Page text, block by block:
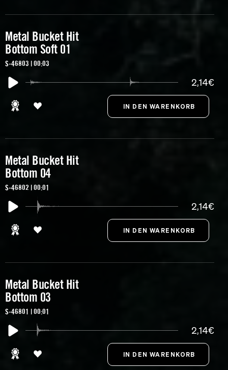
Metal Bucket Hit
Bottom Soft 01
S-46803 | 00:03
2,14€
Metal Bucket Hit
Bottom 04
S-46802 | 00:01
2,14€
Metal Bucket Hit
Bottom 03
S-46801 | 00:01
2,14€